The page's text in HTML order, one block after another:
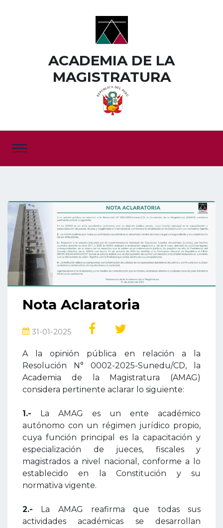
ACADEMIA DE LA
MAGISTRATURA
Nota Aclaratoria
31-01-2025
A la opinión pública en relación a la
Resolución N° 0002-2025-Sunedu/CD, la
Academia de la Magistratura (AMAG)
considera pertinente aclarar lo siguiente:
1.- La AMAG es un ente académico
autónomo con un régimen jurídico propio,
cuya función principal es la capacitación y
especialización de jueces, fiscales y
magistrados a nivel nacional, conforme a lo
establecido en la Constitución y su
normativa vigente.
2.- La AMAG reafirma que todas sus
actividades académicas se desarrollan